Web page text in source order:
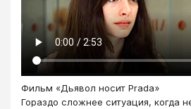
Фильм «Дьявол носит Prada»
Гораздо сложнее ситуация, когда